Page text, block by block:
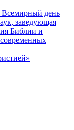
Всемирный день
заведующая
Библии и